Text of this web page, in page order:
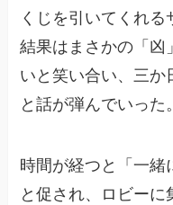
くじを引いてくれる
結果はまさかの「凶
いと笑い合い、三か
と話が弾んでいった。
時間が経つと「一緒
と促され、ロビー